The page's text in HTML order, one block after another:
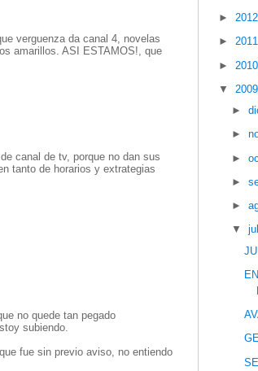
verguenza da canal 4, novelas
amarillos. ASI ESTAMOS!, que
canal de tv, porque no dan sus
tanto de horarios y extrategias
no quede tan pegado
subiendo.
fue sin previo aviso, no entiendo
►
►
►
▼
►
►
►
►
►
▼